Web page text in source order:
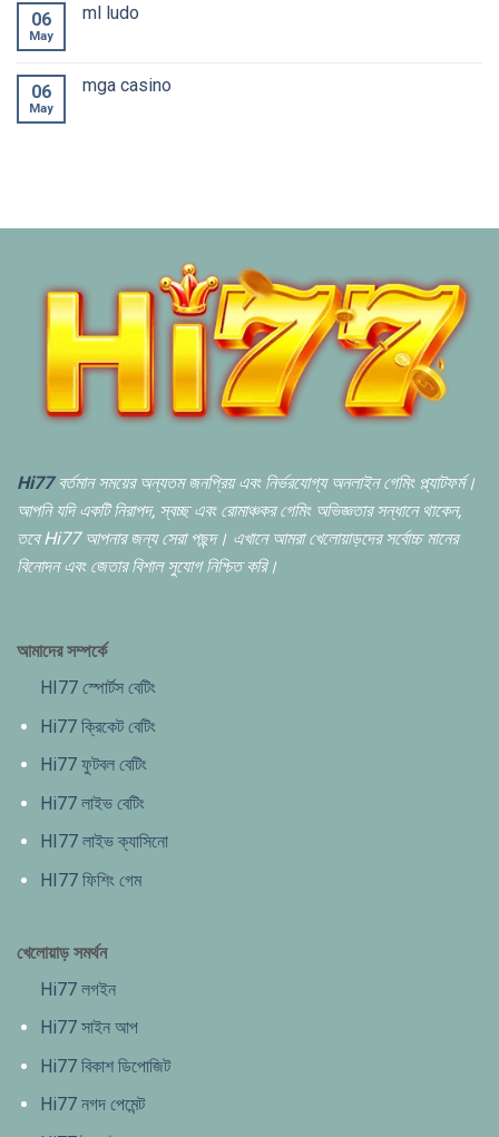
06
May
ml ludo
06
May
mga casino
Hi77বর্তমান সময়ের অন্যতম জনপ্রিয় এবং নির্ভরযোগ্য অনলাইন গেমিং প্ল্যাটফর্ম।
আপনি যদি একটি নিরাপদ, স্বচ্ছ এবং রোমাঞ্চকর গেমিং অভিজ্ঞতার সন্ধানে থাকেন,
তবে Hi77 আপনার জন্য সেরা পছন্দ। এখানে আমরা খেলোয়াড়দের সর্বোচ্চ মানের
বিনোদন এবং জেতার বিশাল সুযোগ নিশ্চিত করি।
আমাদের সম্পর্কে
HI77 স্পোর্টস বেটিং
Hi77 ক্রিকেট বেটিং
Hi77 ফুটবল বেটিং
Hi77 লাইভ বেটিং
HI77 লাইভ ক্যাসিনো
HI77 ফিশিং গেম
খেলোয়াড় সমর্থন
Hi77 লগইন
Hi77 সাইন আপ
Hi77 বিকাশ ডিপোজিট
Hi77 নগদ পেমেন্ট